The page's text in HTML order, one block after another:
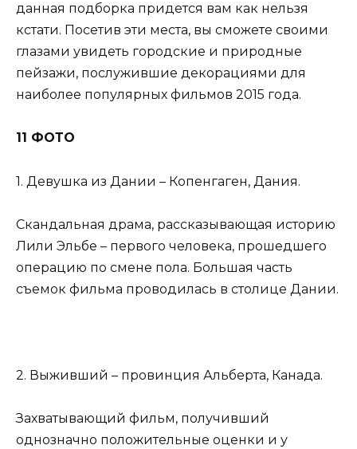
данная подборка придется вам как нельзя
кстати. Посетив эти места, вы сможете своими
глазами увидеть городские и природные
пейзажи, послужившие декорациями для
наиболее популярных фильмов 2015 года.
11 ФОТО
1. Девушка из Дании – Копенгаген, Дания.
Скандальная драма, рассказывающая историю
Лили Эльбе – первого человека, прошедшего
операцию по смене пола. Большая часть
съемок фильма проводилась в столице Дании.
2. Выживший – провинция Альберта, Канада.
Захватывающий фильм, получивший
однозначно положительные оценки и у